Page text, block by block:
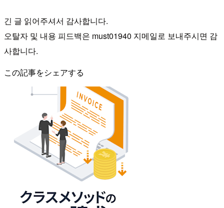
긴 글 읽어주셔서 감사합니다.
오탈자 및 내용 피드백은 must01940 지메일로 보내주시면 감
사합니다.
この記事をシェアする